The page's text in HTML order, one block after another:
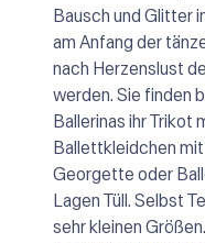
Bausch und Glitter
am Anfang der
nach Herzenslust
werden. Sie finden
Ballerinas ihr Trikot
Ballettkleidchen
Georgette oder
Lagen Tüll. Selbst
sehr kleinen